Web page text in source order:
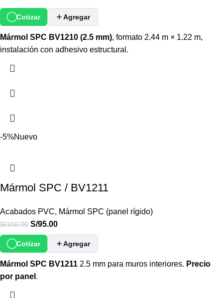
Cotizar Agregar
Mármol SPC BV1210 (2.5 mm), formato 2.44 m × 1.22 m,
instalación con adhesivo estructural.
-5%Nuevo
Mármol SPC / BV1211
Acabados PVC, Mármol SPC (panel rígido)
S/100.00 S/95.00
Cotizar Agregar
Mármol SPC BV1211 2.5 mm para muros interiores. Precio
por panel .